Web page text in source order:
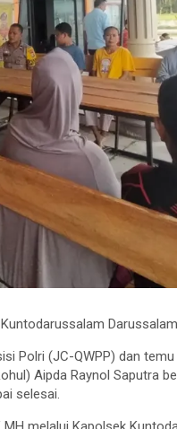
Polri (JC-QWPP) dan
Aipda Raynol Saputra
selesai.